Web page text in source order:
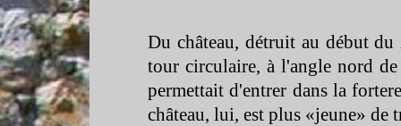
Du château, détruit au début
tour circulaire, à l'angle nord
permettait d'entrer dans la
château, lui, est plus «jeune» de